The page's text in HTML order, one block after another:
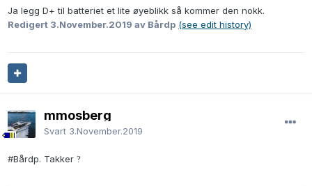
Ja legg D+ til batteriet et lite øyeblikk så kommer den nokk.
Redigert 3.November.2019 av Bårdp (see edit history)
mmosberg
Svart 3.November.2019
#Bårdp. Takker ?